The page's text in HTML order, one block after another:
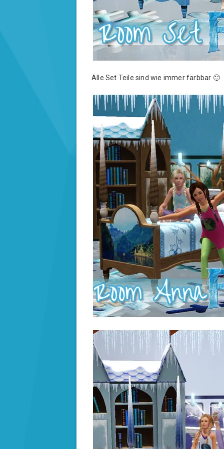
Alle Set Teile sind wie immer färbbar 🙂